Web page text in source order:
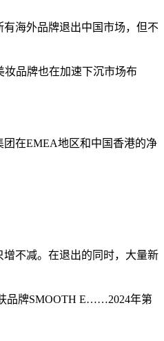
海外品牌退出中国市场，但不
妆品牌也在加速下沉市场布
在EMEA地区和中国香港的净
不减。在退出的同时，大量新
品牌SMOOTH E……2024年第